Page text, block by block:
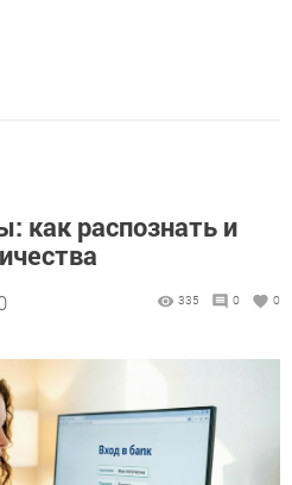
как распознать и
335 0 0